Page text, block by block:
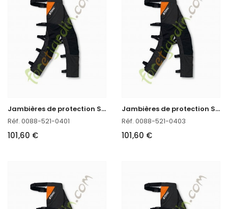
J
ambières de protection STIHL FUNCTION CHAPS 270°
Réf. 0088-521-0401
101,60 €
J
ambières de protection STIHL FUNCTION CHAPS 270°
Réf. 0088-521-0403
101,60 €